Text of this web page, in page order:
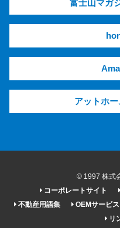
富士山マガ
アットホ
© 1997 株式
コーポレートサイト
不動産用語集
OEMサービス
リ